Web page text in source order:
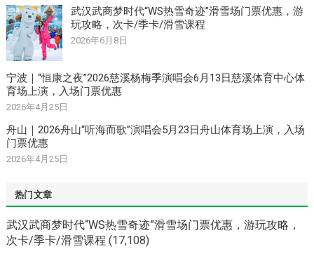
武汉武商梦时代“WS热雪奇迹”滑雪场门票优惠，游
玩攻略，次卡/季卡/滑雪课程
2026年6月8日
宁波｜“恒康之夜”2026慈溪杨梅季演唱会6月13日慈溪体育中心体
育场上演，入场门票优惠
2026年4月25日
舟山｜2026舟山“听海而歌”演唱会5月23日舟山体育场上演，入场
门票优惠
2026年4月25日
热门文章
武汉武商梦时代“WS热雪奇迹”滑雪场门票优惠，游玩攻略，
次卡/季卡/滑雪课程 (17,108)